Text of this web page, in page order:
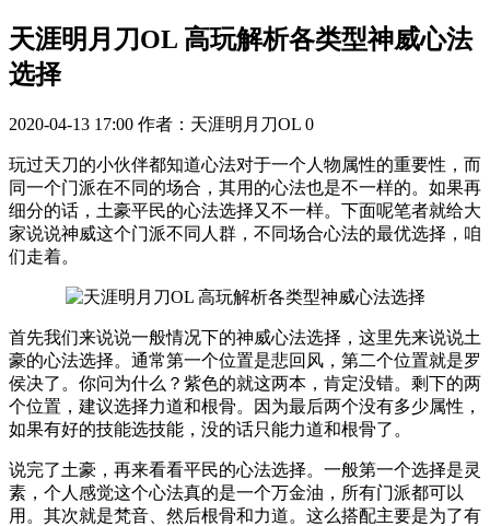
天涯明月刀OL 高玩解析各类型神威心法
选择
2020-04-13 17:00 作者：天涯明月刀OL 0
玩过天刀的小伙伴都知道心法对于一个人物属性的重要性，而
同一个门派在不同的场合，其用的心法也是不一样的。如果再
细分的话，土豪平民的心法选择又不一样。下面呢笔者就给大
家说说神威这个门派不同人群，不同场合心法的最优选择，咱
们走着。
首先我们来说说一般情况下的神威心法选择，这里先来说说土
豪的心法选择。通常第一个位置是悲回风，第二个位置就是罗
侯决了。你问为什么？紫色的就这两本，肯定没错。剩下的两
个位置，建议选择力道和根骨。因为最后两个没有多少属性，
如果有好的技能选技能，没的话只能力道和根骨了。
说完了土豪，再来看看平民的心法选择。一般第一个选择是灵
素，个人感觉这个心法真的是一个万金油，所有门派都可以
用。其次就是梵音、然后根骨和力道。这么搭配主要是为了有